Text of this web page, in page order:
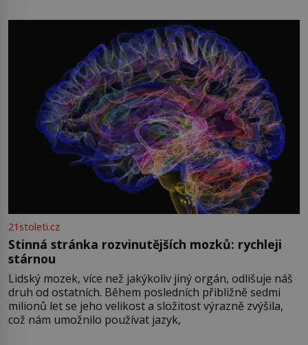
přízračná scéna znamená? Je jaro roku 1945, druhá
světová válka se chýlí ke konci. Jezero Stolpsee
21stoleti.cz
Stinná stránka rozvinutějších mozků: rychleji
stárnou
Lidský mozek, více než jakýkoliv jiný orgán, odlišuje náš
druh od ostatních. Během posledních přibližně sedmi
milionů let se jeho velikost a složitost výrazně zvýšila,
což nám umožnilo používat jazyk,